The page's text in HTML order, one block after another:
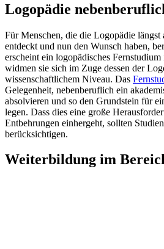
Logopädie
Für Menschen, die die Logopädie
entdeckt und nun den Wunsch haben,
erscheint ein logopädisches
widmen sie sich im Zuge dessen der
wissenschaftlichem Niveau. Das
Gelegenheit, nebenberuflich ein
absolvieren und so den Grundstein für
legen. Dass dies eine große
Entbehrungen einhergeht, sollten
berücksichtigen.
Weiterbildung im